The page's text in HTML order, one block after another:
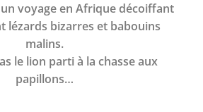
un voyage en Afrique décoiffant
lézards bizarres et babouins
malins.
le lion parti à la chasse aux
papillons…